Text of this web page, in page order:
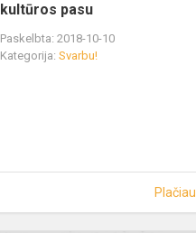
kultūros pasu
Paskelbta: 2018-10-10
Kategorija:Svarbu!
Plačiau